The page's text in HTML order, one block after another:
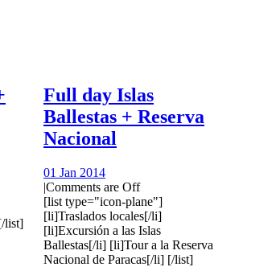
list]
Full day Islas
Ballestas + Reserva
Nacional
01 Jan 2014
|Comments are Off
[list type="icon-plane"]
[li]Traslados locales[/li]
[li]Excursión a las Islas
Ballestas[/li] [li]Tour a la Reserva
Nacional de Paracas[/li] [/list]